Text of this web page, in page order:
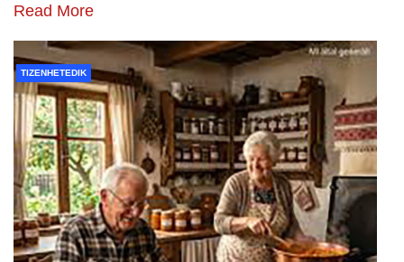
Read More
TIZENHETEDIK